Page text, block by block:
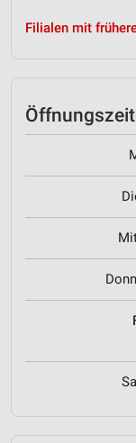
Filialen mit